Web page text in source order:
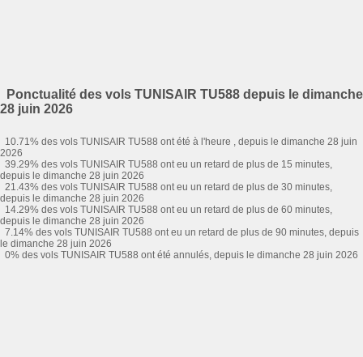
Ponctualité des vols TUNISAIR TU588 depuis le dimanche
28 juin 2026
10.71% des vols TUNISAIR TU588 ont été à l'heure , depuis le dimanche 28 juin
2026
39.29% des vols TUNISAIR TU588 ont eu un retard de plus de 15 minutes,
depuis le dimanche 28 juin 2026
21.43% des vols TUNISAIR TU588 ont eu un retard de plus de 30 minutes,
depuis le dimanche 28 juin 2026
14.29% des vols TUNISAIR TU588 ont eu un retard de plus de 60 minutes,
depuis le dimanche 28 juin 2026
7.14% des vols TUNISAIR TU588 ont eu un retard de plus de 90 minutes, depuis
le dimanche 28 juin 2026
0% des vols TUNISAIR TU588 ont été annulés, depuis le dimanche 28 juin 2026